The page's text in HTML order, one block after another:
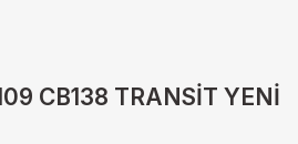
CB138 TRANSİT YENİ